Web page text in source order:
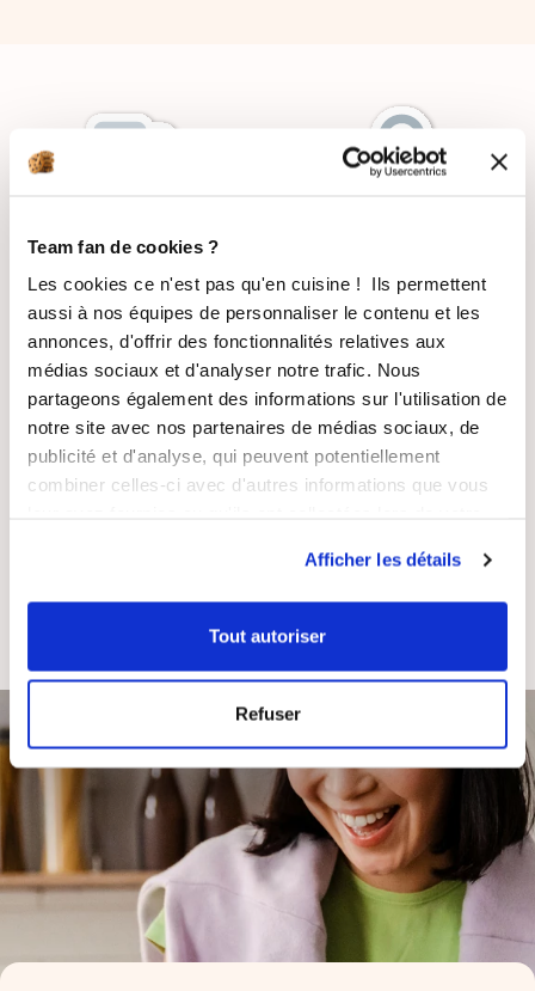
Team fan de cookies ?
Les cookies ce n'est pas qu'en cuisine ! Ils permettent
aussi à nos équipes de personnaliser le contenu et les
annonces, d'offrir des fonctionnalités relatives aux
médias sociaux et d'analyser notre trafic. Nous
partageons également des informations sur l'utilisation de
notre site avec nos partenaires de médias sociaux, de
publicité et d'analyse, qui peuvent potentiellement
combiner celles-ci avec d'autres informations que vous
Afficher les détails
Tout autoriser
Refuser
SUIVIE
RECETTES
GRATUITES
SATISFAIT OU
REMBOURSÉ
RÉACTIVE
FRANÇAISE